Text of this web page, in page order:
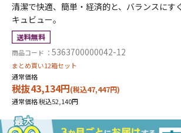
清潔で快適、簡単・経済的と、バランスにす
キュビュー。
商品コード ： 5363700000042-12
まとめ買い12箱セット
通常価格
税抜43,134円(税込47,447円)
通常価格 税込52,140円